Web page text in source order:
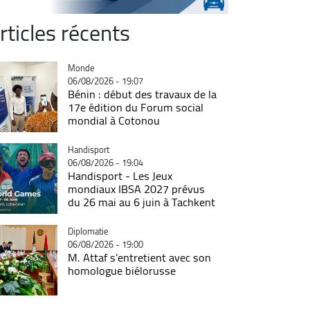
récents
Catégorie
Monde
06/08/2026 - 19:07
Bénin : début des travaux de la
17e édition du Forum social
mondial à Cotonou
Catégorie
Handisport
06/08/2026 - 19:04
Handisport - Les Jeux
mondiaux IBSA 2027 prévus
du 26 mai au 6 juin à Tachkent
Catégorie
Diplomatie
06/08/2026 - 19:00
M. Attaf s'entretient avec son
homologue biélorusse